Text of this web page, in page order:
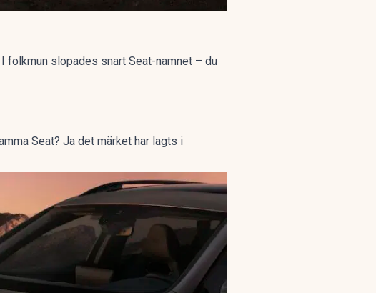
folkmun slopades snart Seat-namnet – du
Seat? Ja det märket har lagts i